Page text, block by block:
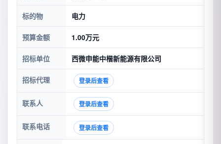
标的物 电力
预算金额 1.00万元
招标单位 西微申能中楷新能源有限公司
招标代理 登录后查看
联系人 登录后查看
联系电话 登录后查看